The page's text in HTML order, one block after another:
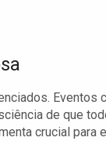
Eventos
de que
crucial para